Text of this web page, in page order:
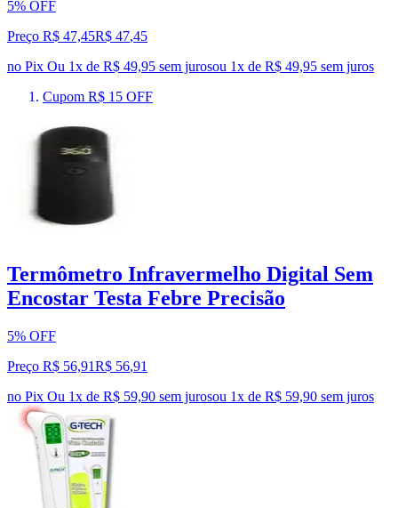
5% OFF
Preço R$ 47,45R$ 47,45
no Pix Ou 1x de R$ 49,95 sem jurosou 1x de R$ 49,95 sem juros
Cupom R$ 15 OFF
Termômetro Infravermelho Digital Sem
Encostar Testa Febre Precisão
5% OFF
Preço R$ 56,91R$ 56,91
no Pix Ou 1x de R$ 59,90 sem jurosou 1x de R$ 59,90 sem juros